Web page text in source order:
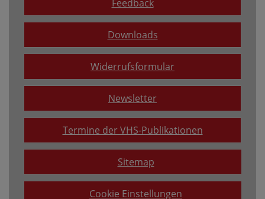
Feedback
Downloads
Widerrufsformular
Newsletter
Termine der VHS-Publikationen
Sitemap
Cookie Einstellungen